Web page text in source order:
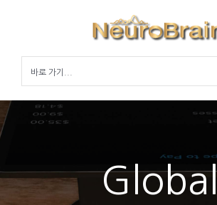
바로 가기...